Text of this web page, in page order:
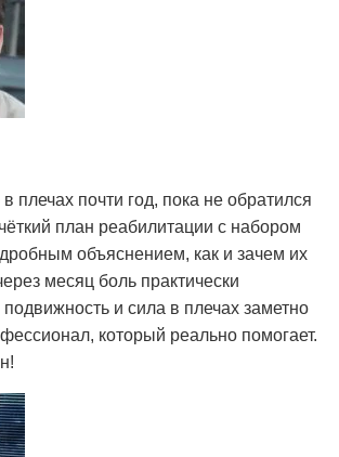
плечах почти год, пока не обратился
план реабилитации с набором
объяснением, как и зачем их
месяц боль практически
и сила в плечах заметно
который реально помогает.